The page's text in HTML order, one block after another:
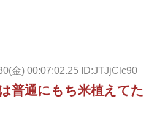
金) 00:07:02.25 ID:JTJjClc90
普通にもち米植えてた